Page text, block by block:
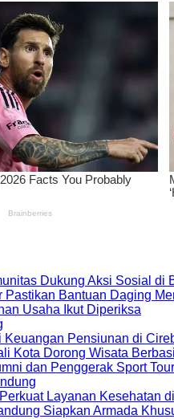
Dukung Aksi Sosial di
Bantuan Daging
Usaha Ikut Diperiksa
Keuangan Pensiunan di
Kota Dorong Wisata
dan Penggerak Sport
Layanan Kesehatan
Siapkan Armada